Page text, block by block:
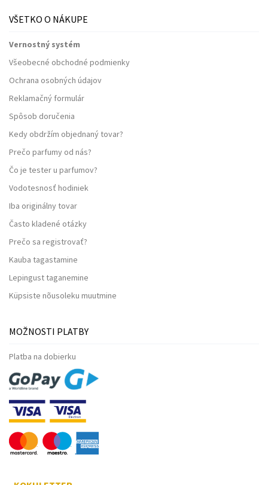
VŠETKO O NÁKUPE
Vernostný systém
Všeobecné obchodné podmienky
Ochrana osobných údajov
Reklamačný formulár
Spôsob doručenia
Kedy obdržím objednaný tovar?
Prečo parfumy od nás?
Čo je tester u parfumov?
Vodotesnosť hodiniek
Iba originálny tovar
Často kladené otázky
Prečo sa registrovať?
Kauba tagastamine
Lepingust taganemine
Küpsiste nõusoleku muutmine
MOŽNOSTI PLATBY
Platba na dobierku